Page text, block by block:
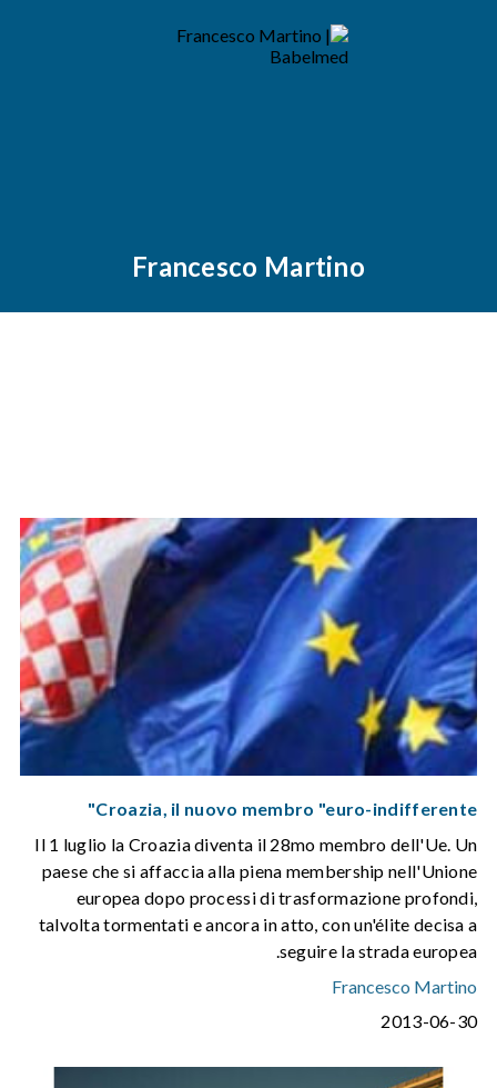
Francesco Martino
Croazia, il nuovo membro "euro-indifferente"
Il 1 luglio la Croazia diventa il 28mo membro dell'Ue. Un
paese che si affaccia alla piena membership nell'Unione
europea dopo processi di trasformazione profondi,
talvolta tormentati e ancora in atto, con un'élite decisa a
seguire la strada europea.
Francesco Martino
2013-06-30